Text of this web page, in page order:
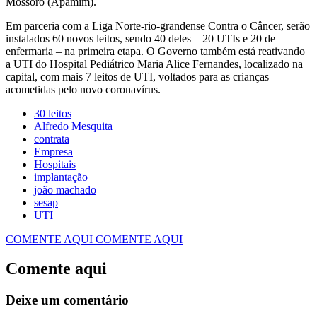
Em parceria com a Liga Norte-rio-grandense Contra o Câncer, serão
instalados 60 novos leitos, sendo 40 deles – 20 UTIs e 20 de
enfermaria – na primeira etapa. O Governo também está reativando
a UTI do Hospital Pediátrico Maria Alice Fernandes, localizado na
capital, com mais 7 leitos de UTI, voltados para as crianças
acometidas pelo novo coronavírus.
30 leitos
Alfredo Mesquita
contrata
Empresa
Hospitais
implantação
joão machado
sesap
UTI
COMENTE AQUI COMENTE AQUI
Comente aqui
Deixe um comentário